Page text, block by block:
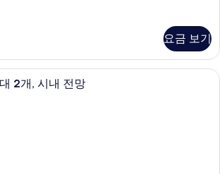
요금 보기
객실 내 금고, 암막 커튼, 다리미/다리
2개, 시내 전망